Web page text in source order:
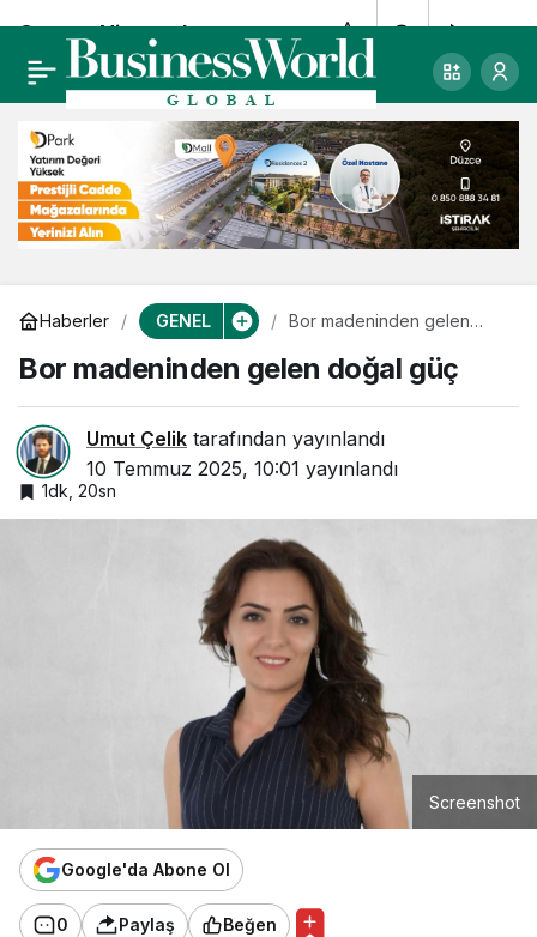
Haberler GENEL
Bor madeninden gelen
Bor madeninden gelen doğal güç
Umut Çelik tarafından yayınlandı
10 Temmuz 2025, 10:01 yayınlandı
1dk, 20sn
Screenshot
Google'da Abone Ol
0 Paylaş Beğen
Casper Nirvanalar
artık daha hızlı!
0 Paylaş